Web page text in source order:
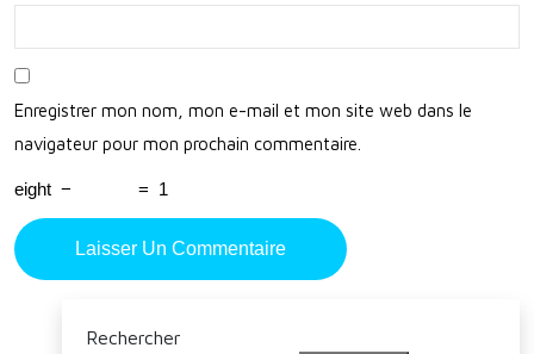
Enregistrer mon nom, mon e-mail et mon site web dans le
navigateur pour mon prochain commentaire.
eight − = 1
Rechercher